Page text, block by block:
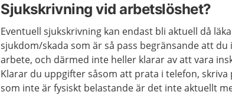
Sjukskrivning vid arbetslöshet?
Eventuell sjukskrivning kan endast bli aktuell då
sjukdom/skada som är så pass begränsande att
arbete, och därmed inte heller klarar av att vara
Klarar du uppgifter såsom att prata i telefon,
som inte är fysiskt belastande är det inte aktuellt